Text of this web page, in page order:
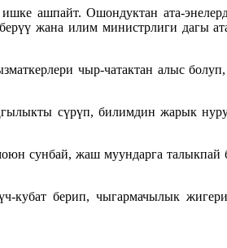
ашпайт. Ошондуктан ата-
жана илим министрлиги дагы
чыр-чатактан алыс
сүрүп, билимдин жарык
сунбай, жаш муундарга талыкпай
кубат берип, чыгармачылык